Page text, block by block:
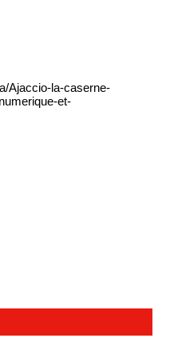
Ajaccio-la-caserne-
et-